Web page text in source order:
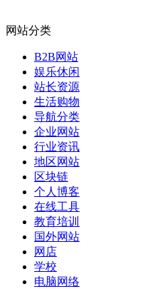
网站分类
B2B网站
娱乐休闲
站长资源
生活购物
导航分类
企业网站
行业资讯
地区网站
区块链
个人博客
在线工具
教育培训
国外网站
网店
学校
电脑网络